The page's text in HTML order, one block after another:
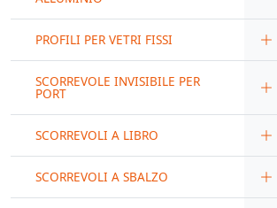
PROFILI PER VETRI FISSI
SCORREVOLE INVISIBILE PER
PORT
SCORREVOLI A LIBRO
SCORREVOLI A SBALZO